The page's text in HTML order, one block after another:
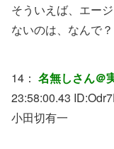
そういえば、エー
ないのは、なんで？
14： 名無しさん＠
23:58:00.43 ID:
小田切有一